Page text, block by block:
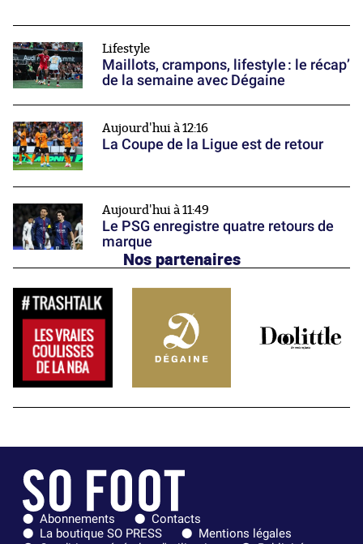
Lifestyle
Maillots, crampons, lifestyle : le récap’
de la semaine avec Dégaine
Aujourd'hui à 12:16
La Coupe de la Ligue est de retour
Aujourd'hui à 11:49
Le PSG enregistre quatre retours de
marque
Nos partenaires
Abonnements
Contacts
La boutique SO PRESS
Mentions légales